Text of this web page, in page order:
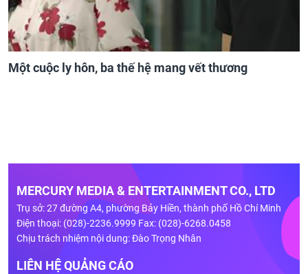
Một cuộc ly hôn, ba thế hệ mang vết thương
MERCURY MEDIA & ENTERTAINMENT CO., LTD
Trụ sở: 27 đường A4, phường Bảy Hiền, thành phố Hồ Chí Minh
Điện thoại: (028)-2236.9999 Fax: (028)-6268.0458
Chịu trách nhiệm nội dung: Đào Trọng Nhân
LIÊN HỆ QUẢNG CÁO